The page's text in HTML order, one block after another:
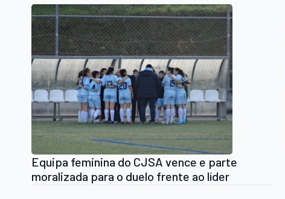
Equipa feminina do CJSA vence e parte
moralizada para o duelo frente ao líder